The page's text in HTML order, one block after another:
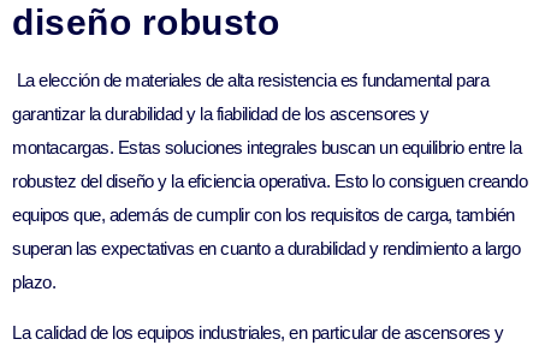
diseño robusto
La elección de materiales de alta resistencia es fundamental para
garantizar la durabilidad y la fiabilidad de los ascensores y
montacargas. Estas soluciones integrales buscan un equilibrio entre la
robustez del diseño y la eficiencia operativa. Esto lo consiguen creando
equipos que, además de cumplir con los requisitos de carga, también
superan las expectativas en cuanto a durabilidad y rendimiento a largo
plazo.
La calidad de los equipos industriales, en particular de ascensores y